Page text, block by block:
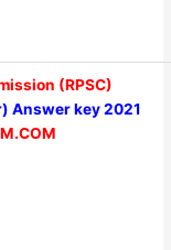
(RPSC)
Answer key 2021